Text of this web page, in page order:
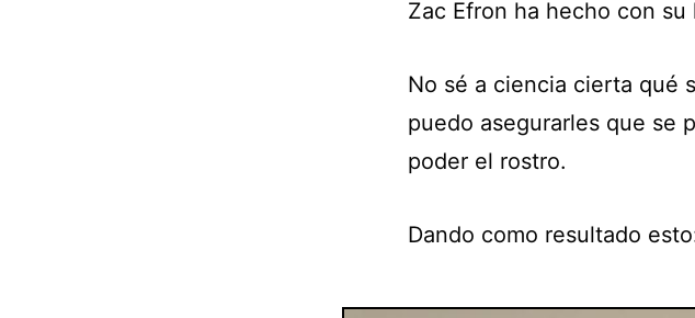
Zac Efron ha hecho con
No sé a ciencia cierta qué
puedo asegurarles que se
poder el rostro.
Dando como resultado